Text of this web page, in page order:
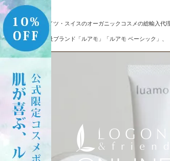
ドイツ・スイスのオーガニックコスメの総輸入代
自社ブランド「ルアモ」「ルアモ ベーシック」